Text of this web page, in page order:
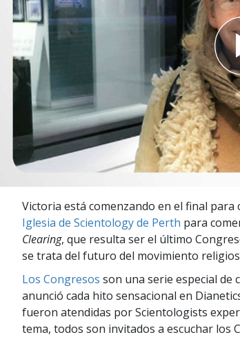
Amor y Odio: ¿Qué es Grandeza?
Victoria está comenzando en el final
Iglesia de Scientology de Perth para
Clearing, que resulta ser el último
se trata del futuro del movimiento
Los Congresos son una serie especial de
anunció cada hito sensacional en
fueron atendidas por Scientologists
tema, todos son invitados a escuchar los